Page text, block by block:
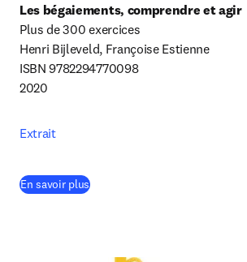
Les bégaiements, comprendre et agir
Plus de 300 exercices
Henri Bijleveld, Françoise Estienne
ISBN 9782294770098
2020
Extrait
En savoir plus(